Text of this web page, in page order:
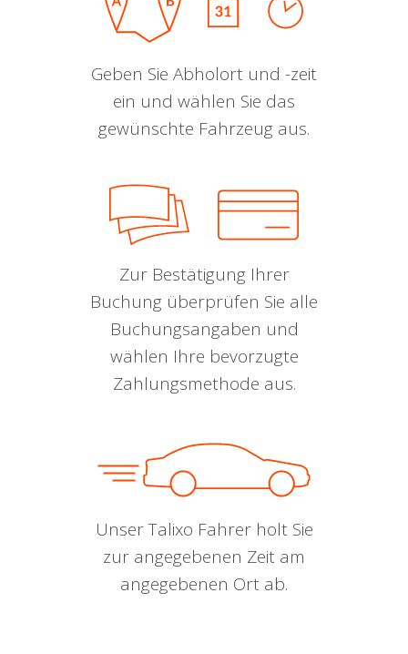
Geben Sie Abholort und -zeit
ein und wählen Sie das
gewünschte Fahrzeug aus.
Zur Bestätigung Ihrer
Buchung überprüfen Sie alle
Buchungsangaben und
wählen Ihre bevorzugte
Zahlungsmethode aus.
Unser Talixo Fahrer holt Sie
zur angegebenen Zeit am
angegebenen Ort ab.